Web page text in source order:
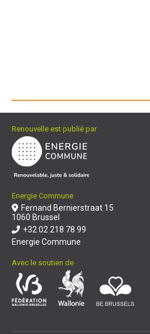
Renouvelle est publié par
Energie Commune
Fernand Bernierstraat 15
1060 Brussel
+32 02 218 78 99
Energie Commune
Avec le soutien de